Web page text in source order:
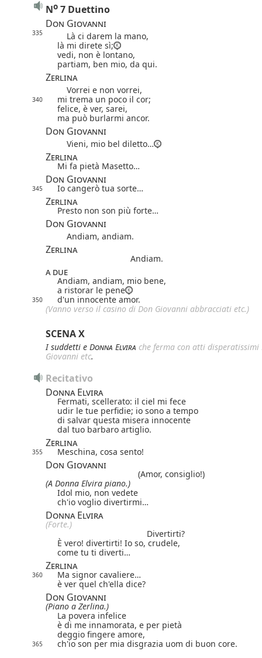
No 7 Duettino
Don Giovanni
335
Là ci darem la mano,
là mi direte sì;
vedi, non è lontano,
partiam, ben mio, da qui.
Zerlina
Vorrei e non vorrei,
340
mi trema un poco il cor;
felice, è ver, sarei,
ma può burlarmi ancor.
Don Giovanni
Vieni, mio bel diletto…
Zerlina
Mi fa pietà Masetto…
Don Giovanni
345 Io cangerò tua sorte…
Zerlina
Presto non son più forte…
Don Giovanni
Andiam, andiam.
Zerlina
Andiam.
a due
Andiam, andiam, mio bene,
a ristorar le pene
350
d'un innocente amor.
(Vanno verso il casino di Don Giovanni abbracciati etc.)
SCENA X
I suddetti e Donna Elvira che ferma con atti disperatissimi
Giovanni etc.
Recitativo
Donna Elvira
Fermati, scellerato: il ciel mi fece
udir le tue perfidie; io sono a tempo
di salvar questa misera innocente
dal tuo barbaro artiglio.
Zerlina
355 Meschina, cosa sento!
Don Giovanni
(Amor, consiglio!)
(A Donna Elvira piano.)
Idol mio, non vedete
ch'io voglio divertirmi…
Donna Elvira
(Forte.)
Divertirti?
È vero! divertirti! Io so, crudele,
come tu ti diverti…
Zerlina
360
Ma signor cavaliere…
è ver quel ch'ella dice?
Don Giovanni
(Piano a Zerlina.)
La povera infelice
è di me innamorata, e per pietà
deggio fingere amore,
365 ch'io son per mia disgrazia uom di buon core.